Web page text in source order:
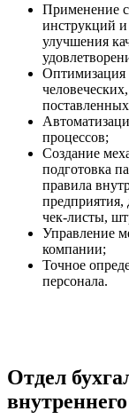
Применение
инструкций и
улучшения
Оптимизация
процессов;
Создание
подготовка
правила
чек-листы,
Управление
компании;
Точное
персонала.
Отдел